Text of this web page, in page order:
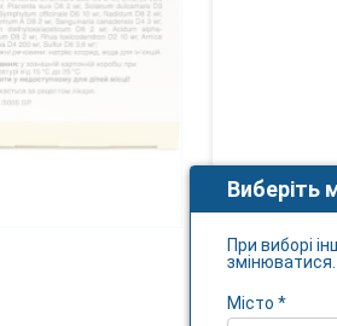
Виберіть
При виборі
змінюватися.
Місто *